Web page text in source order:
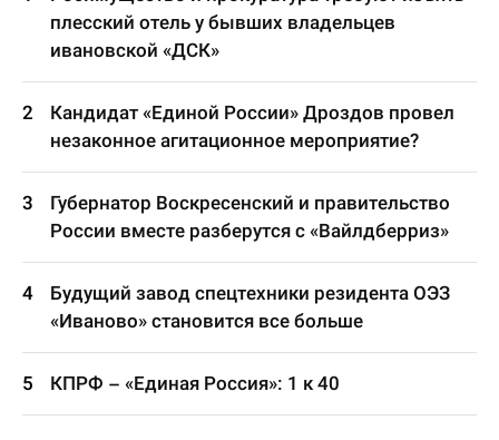
плесский отель у бывших владельцев
ивановской «ДСК»
Кандидат «Единой России» Дроздов провел
незаконное агитационное мероприятие?
Губернатор Воскресенский и правительство
России вместе разберутся с «Вайлдберриз»
Будущий завод спецтехники резидента ОЭЗ
«Иваново» становится все больше
КПРФ – «Единая Россия»: 1 к 40